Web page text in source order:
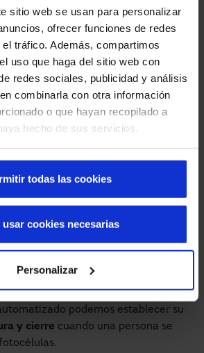
sitio web se usan para personalizar
ofrecer funciones de redes
tráfico. Además, compartimos
uso que haga del sitio web con
redes sociales, publicidad y análisis
combinarla con otra información
o que hayan recopilado a
hecho de sus servicios.
todas las cookies
Personalizar
usar cookies necesarias
para ser instaladas tanto en
que la temperatura es de hasta 0º,
de congelación, donde
hasta -25º. Entre sus características
capas de hielo.
de gran resistencia evita la
al paliar las pérdidas energéticas
apertura de la puerta frigorífica.
de mayor o menor envergadura.
podemos establecer su
y cierre cuando una persona se